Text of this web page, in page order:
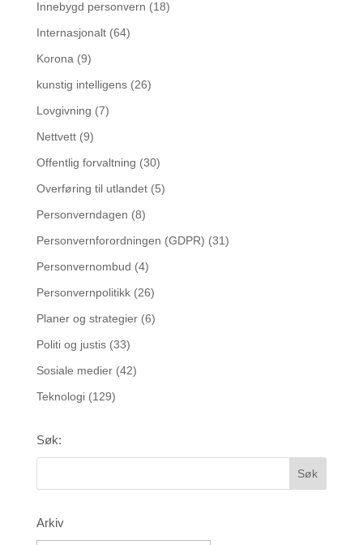
Innebygd personvern (18)
Internasjonalt(64)
Korona (9)
kunstig intelligens(26)
Lovgivning (7)
Nettvett(9)
Offentlig forvaltning (30)
Overføring til utlandet(5)
Personverndagen (8)
Personvernforordningen (GDPR) (31)
Personvernombud (4)
Personvernpolitikk(26)
Planer og strategier(6)
Politi og justis(33)
Sosiale medier(42)
Teknologi(129)
Søk:
Arkiv